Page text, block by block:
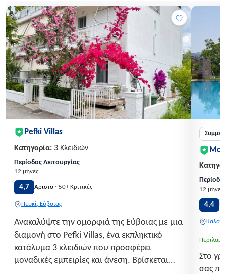
Pefki Villas
Κατηγορία: 3 Κλειδιών
Περίοδος Λειτουργίας
12 μήνες
4,7 Άριστο · 50+ Κριτικές
Πευκί, Εύβοιας
Ανακαλύψτε την ομορφιά της Εύβοιας με μια
διαμονή στο Pefki Villas, ένα εκπληκτικό
κατάλυμα 3 κλειδιών που προσφέρει
μοναδικές εμπειρίες και άνεση. Βρίσκεται
12 μήνες
4,4
Στο
σας